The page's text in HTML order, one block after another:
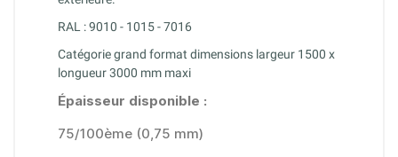
RAL : 9010 - 1015 - 7016
Catégorie grand format dimensions largeur 1500 x
longueur 3000 mm maxi
Épaisseur disponible :
75/100ème (0,75 mm)